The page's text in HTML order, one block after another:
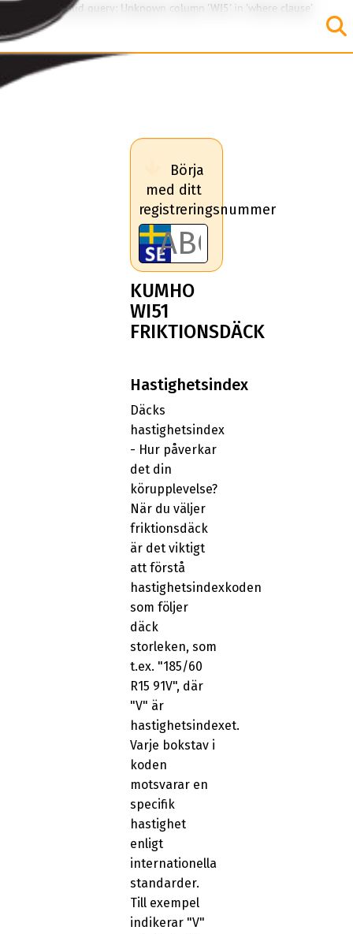
SQL Error: Invalid query: Unknown column 'WI5' in 'where clause'
Börja
med ditt
registreringsnummer
KUMHO
WI51
FRIKTIONSDÄCK
Hastighetsindex
Däcks
hastighetsindex
- Hur påverkar
det din
körupplevelse?
När du väljer
friktionsdäck
är det viktigt
att förstå
hastighetsindexkoden
som följer
däck
storleken, som
t.ex. "185/60
R15 91V", där
"V" är
hastighetsindexet.
Varje bokstav i
koden
motsvarar en
specifik
hastighet
enligt
internationella
standarder.
Till exempel
indikerar "V"